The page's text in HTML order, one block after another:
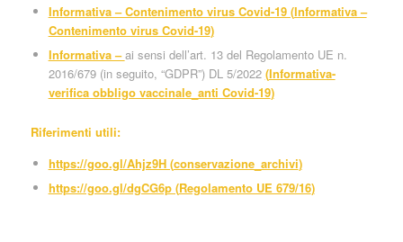
Informativa – Contenimento virus Covid-19 (Informativa –
Contenimento virus Covid-19)
Informativa –ai sensi dell’art. 13 del Regolamento UE n.
2016/679 (in seguito, “GDPR”) DL 5/2022 (Informativa-
verifica obbligo vaccinale_anti Covid-19)
Riferimenti utili:
https://goo.gl/Ahjz9H (conservazione_archivi)
https://goo.gl/dgCG6p (Regolamento UE 679/16)